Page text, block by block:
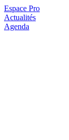
Espace Pro
Actualités
Agenda